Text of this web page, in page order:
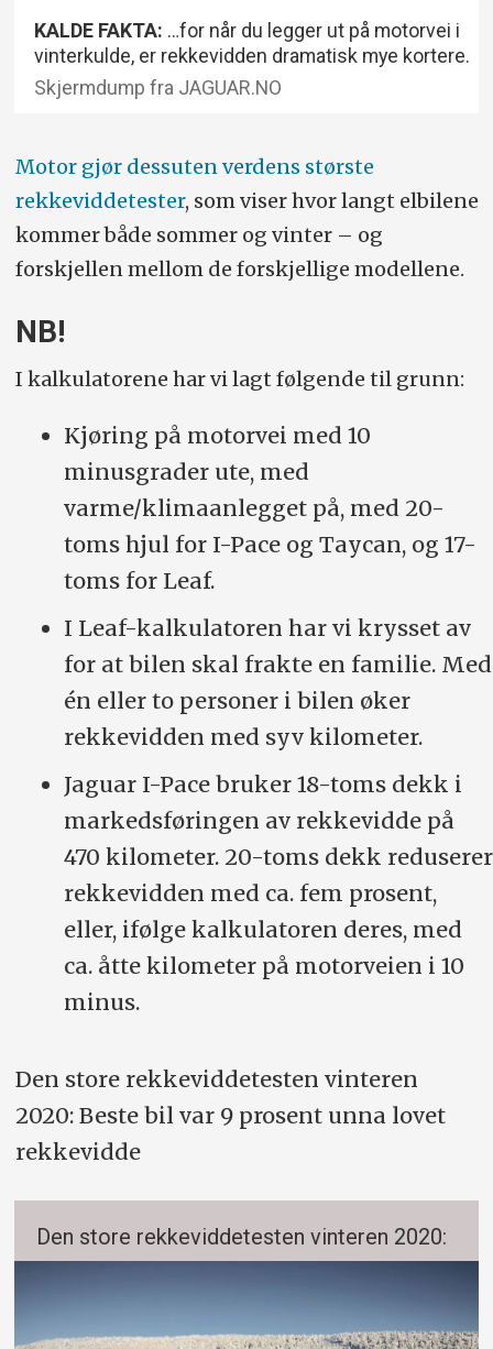
KALDE FAKTA: …for når du legger ut på motorvei i
vinterkulde, er rekkevidden dramatisk mye kortere.
Skjermdump fra JAGUAR.NO
Motor gjør dessuten verdens største
rekkeviddetester, som viser hvor langt elbilene
kommer både sommer og vinter – og
forskjellen mellom de forskjellige modellene.
NB!
I kalkulatorene har vi lagt følgende til grunn:
Kjøring på motorvei med 10
minusgrader ute, med
varme/klimaanlegget på, med 20-
toms hjul for I-Pace og Taycan, og 17-
toms for Leaf.
I Leaf-kalkulatoren har vi krysset av
for at bilen skal frakte en familie. Med
én eller to personer i bilen øker
rekkevidden med syv kilometer.
Jaguar I-Pace bruker 18-toms dekk i
markedsføringen av rekkevidde på
470 kilometer. 20-toms dekk reduserer
rekkevidden med ca. fem prosent,
eller, ifølge kalkulatoren deres, med
ca. åtte kilometer på motorveien i 10
minus.
Den store rekkeviddetesten vinteren
2020: Beste bil var 9 prosent unna lovet
rekkevidde
Den store rekkeviddetesten vinteren 2020: